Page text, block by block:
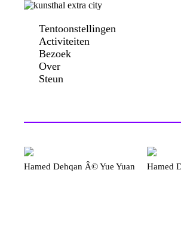
Tentoonstellingen
Activiteiten
Bezoek
Over
Steun
Hamed Dehqan Â© Yue Yuan Hamed